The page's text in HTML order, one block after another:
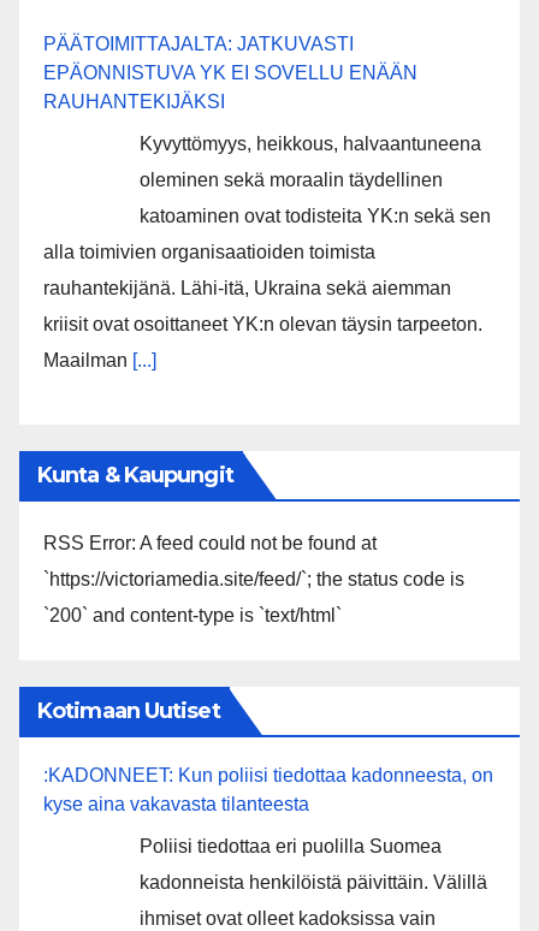
PÄÄTOIMITTAJALTA: JATKUVASTI
EPÄONNISTUVA YK EI SOVELLU ENÄÄN
RAUHANTEKIJÄKSI
Kyvyttömyys, heikkous, halvaantuneena
oleminen sekä moraalin täydellinen
katoaminen ovat todisteita YK:n sekä sen
alla toimivien organisaatioiden toimista
rauhantekijänä. Lähi-itä, Ukraina sekä aiemman
kriisit ovat osoittaneet YK:n olevan täysin tarpeeton.
Maailman [...]
Kunta & Kaupungit
RSS Error: A feed could not be found at
`https://victoriamedia.site/feed/`; the status code is
`200` and content-type is `text/html`
Kotimaan Uutiset
:KADONNEET: Kun poliisi tiedottaa kadonneesta, on
kyse aina vakavasta tilanteesta
Poliisi tiedottaa eri puolilla Suomea
kadonneista henkilöistä päivittäin. Välillä
ihmiset ovat olleet kadoksissa vain